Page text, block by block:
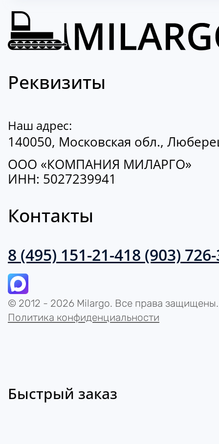
Реквизиты
Наш адрес:
140050, Московская обл.,
ООО «КОМПАНИЯ МИЛАРГО»
ИНН: 5027239941
Контакты
8 (495) 151-21-418 (903)
© 2012 - 2026 Milargo. Все права защищены.
Политика конфиденциальности
Быстрый заказ